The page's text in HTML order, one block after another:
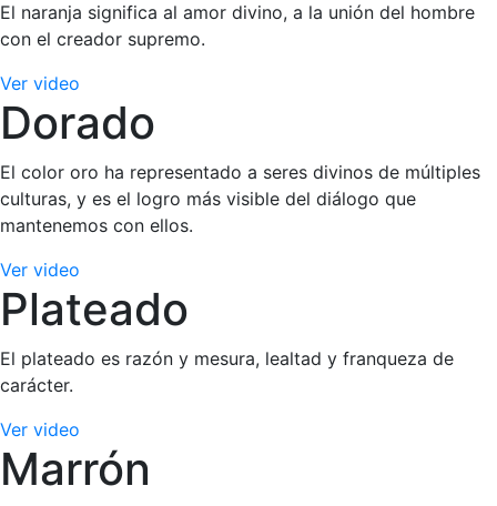
El naranja significa al amor divino, a la unión del hombre
con el creador supremo.
Ver video
Dorado
El color oro ha representado a seres divinos de múltiples
culturas, y es el logro más visible del diálogo que
mantenemos con ellos.
Ver video
Plateado
El plateado es razón y mesura, lealtad y franqueza de
carácter.
Ver video
Marrón